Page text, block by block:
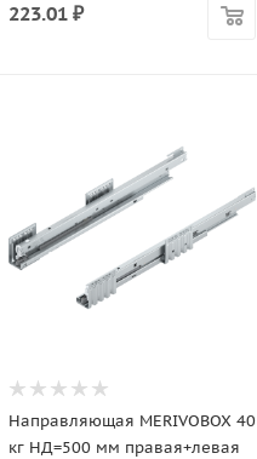
223.01 ₽
Направляющая MERIVOBOX 40
кг НД=500 мм правая+левая